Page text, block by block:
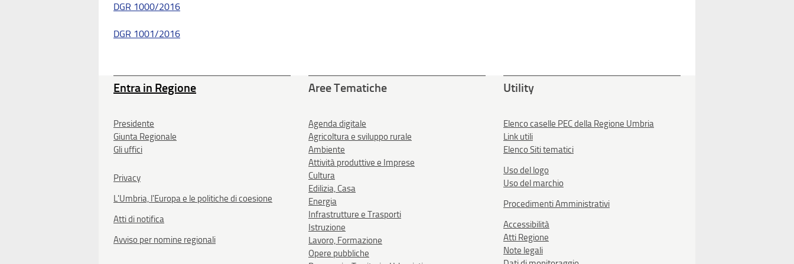
DGR 1000/2016
DGR 1001/2016
Entra in Regione
Presidente
Giunta Regionale
Gli uffici
Privacy
L'Umbria, l'Europa e le politiche di coesione
Atti di notifica
Avviso per nomine regionali
Aree Tematiche
Agenda digitale
Agricoltura e sviluppo rurale
Ambiente
Attività produttive e Imprese
Cultura
Edilizia, Casa
Energia
Infrastrutture e Trasporti
Istruzione
Lavoro, Formazione
Opere pubbliche
Utility
Elenco caselle PEC della Regione Umbria
Link utili
Elenco Siti tematici
Uso del logo
Uso del marchio
Procedimenti Amministrativi
Accessibilità
Atti Regione
Note legali